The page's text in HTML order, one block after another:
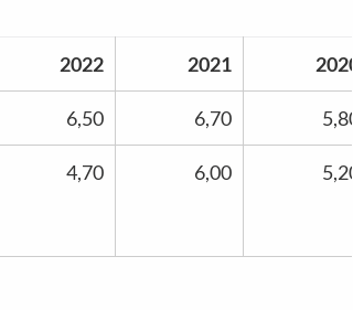
2022 2021 2020
6,50 6,70 5,80
4,70 6,00 5,20